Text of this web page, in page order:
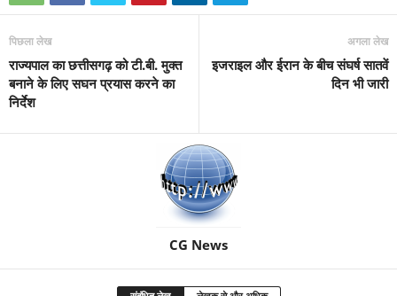
पिछला लेख
राज्यपाल का छत्तीसगढ़ को टी.बी. मुक्त
बनाने के लिए सघन प्रयास करने का
निर्देश
अगला लेख
इजराइल और ईरान के बीच संघर्ष सातवें
दिन भी जारी
CG News